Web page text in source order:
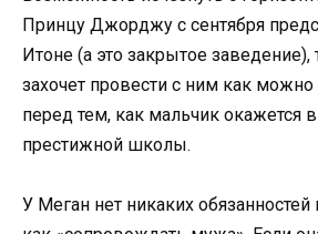
Принцу Джорджу с сентября
Итоне (а это закрытое заведение),
захочет провести с ним как
перед тем, как мальчик окажется в
престижной школы.
У Меган нет никаких